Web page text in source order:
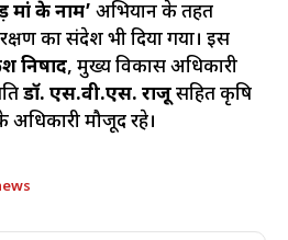
मां के नाम’ अभियान के तहत
का संदेश भी दिया गया। इस
निषाद, मुख्य विकास अधिकारी
डॉ. एस.वी.एस. राजूसहित कृषि
अधिकारी मौजूद रहे।